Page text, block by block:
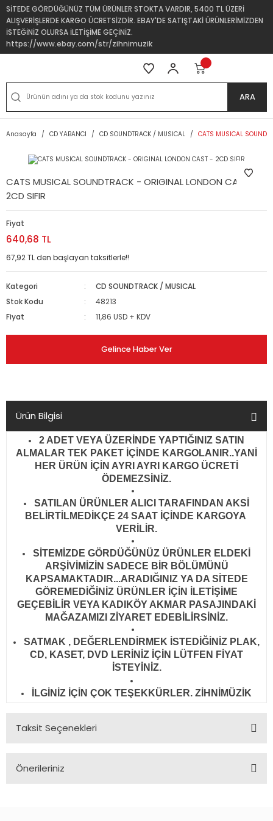
SİTEDE GÖRDÜĞÜNÜZ TÜM ÜRÜNLER STOKTA VARDIR, 5400 TL ÜZERİ
ALIŞVERİŞLERDE KARGO ÜCRETSİZDİR. EBAY'DE SATIŞTAKİ ÜRÜNLERİMİZDEN
İSTEĞİNİZ OLURSA İLETİŞİME GEÇİNİZ.
https://www.ebay.com/str/zihnimuzik
ARA
Anasayfa CD YABANCI CD SOUNDTRACK / MUSICAL CATS MUSICAL
CATS MUSICAL SOUNDTRACK - ORIGINAL LONDON CAST -
2CD SIFIR
Fiyat
640,68 TL
67,92 TL den başlayan taksitlerle!!
Kategori
CD SOUNDTRACK / MUSICAL
Stok Kodu
48213
Fiyat
11,86 USD + KDV
Gelince Haber Ver
Ürün Bilgisi
2 ADET VEYA ÜZERİNDE YAPTIĞINIZ SATIN
ALMALAR TEK PAKET İÇİNDE KARGOLANIR..YANİ
HER ÜRÜN İÇİN AYRI AYRI KARGO ÜCRETİ
ÖDEMEZSİNİZ.
SATILAN ÜRÜNLER ALICI TARAFINDAN AKSİ
BELİRTİLMEDİKÇE 24 SAAT İÇİNDE KARGOYA
VERİLİR.
SİTEMİZDE GÖRDÜĞÜNÜZ ÜRÜNLER ELDEKİ
ARŞİVİMİZİN SADECE BİR BÖLÜMÜNÜ
KAPSAMAKTADIR...ARADIĞINIZ YA DA SİTEDE
GÖREMEDİĞİNİZ ÜRÜNLER İÇİN İLETİŞİME
GEÇEBİLİR VEYA KADIKÖY AKMAR PASAJINDAKİ
MAĞAZAMIZI ZİYARET EDEBİLİRSİNİZ.
SATMAK , DEĞERLENDİRMEK İSTEDİĞİNİZ PLAK,
CD, KASET, DVD LERİNİZ İÇİN LÜTFEN FİYAT
İSTEYİNİZ.
İLGİNİZ İÇİN ÇOK TEŞEKKÜRLER. ZİHNİMÜZİK
Taksit Seçenekleri
Önerileriniz